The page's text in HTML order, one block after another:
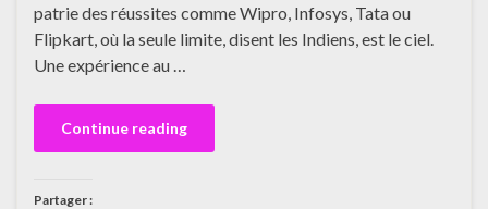
patrie des réussites comme Wipro, Infosys, Tata ou
Flipkart, où la seule limite, disent les Indiens, est le ciel.
Une expérience au …
Continue reading
Partager :